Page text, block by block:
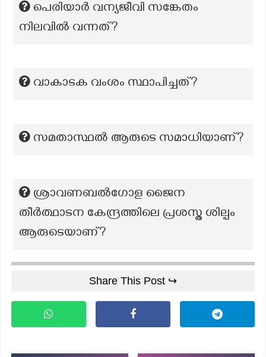
പെരിയാര്‍ വന്യജീവി സങ്കേതം
നിലവില്‍ വന്നത്?
വാകാടക വംശം സ്ഥാപിച്ചത്?
സമതാസ്ഥൽ ആരുടെ സമാധിയാണ്?
ശ്രാവണബൽഗോള ജൈന
തീർത്ഥാടന കേന്ദ്രത്തിലെ പ്രശസ്ത ശില്പം
ആരുടെയാണ്?
Share This Post ↪